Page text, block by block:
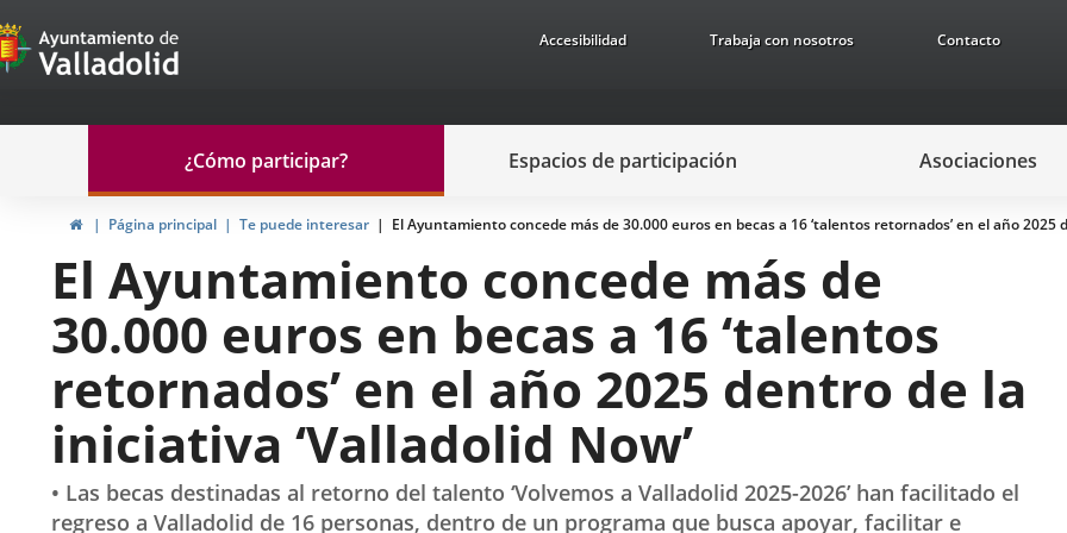
Portal
de
Participación
Accesibilidad Trabaja con nosotros Contacto
navegación
Participación
¿Cómo participar? Espacios de participación Asociaciones
InicioPágina principal Te puede interesar El Ayuntamiento concede más de 30.000 euros en becas a 16 ‘talentos retornados’ en el año 2025
El Ayuntamiento concede más de
30.000 euros en becas a 16 ‘talentos
retornados’ en el año 2025 dentro de la
iniciativa ‘Valladolid Now’
• Las becas destinadas al retorno del talento ‘Volvemos a Valladolid 2025-2026’ han facilitado el
regreso a Valladolid de 16 personas, dentro de un programa que busca apoyar, facilitar e